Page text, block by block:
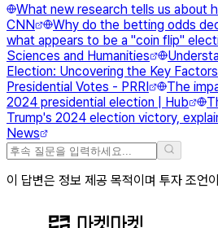
What new research tells us about
CNN
Why do the betting odds
what appears to be a "coin flip"
Sciences and Humanities
Election: Uncovering the Key
Presidential Votes - PRRI
The
2024 presidential election | Hub
Trump's 2024 election victory,
News
이 답변은 정보 제공 목적이며 투자 조언